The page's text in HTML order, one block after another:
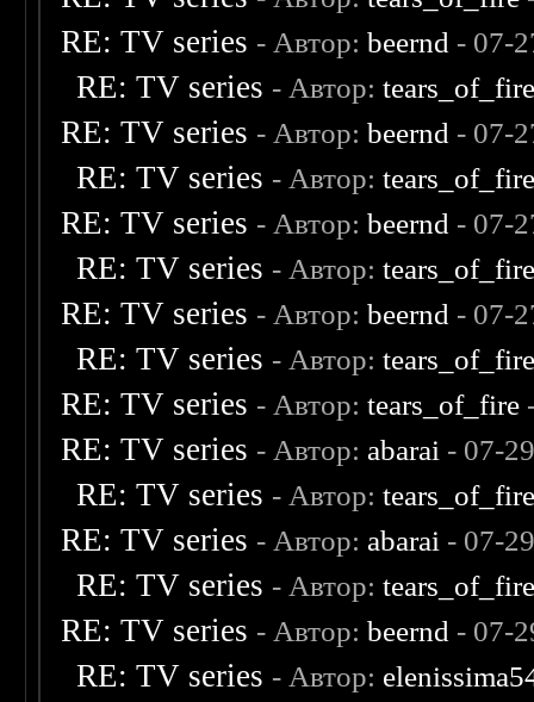
RE: TV series - Автор:beernd - 07-
RE: TV series - Автор:
RE: TV series - Автор:beernd - 07-
RE: TV series - Автор:
RE: TV series - Автор:beernd - 07-
RE: TV series - Автор:
RE: TV series - Автор:beernd - 07-
RE: TV series - Автор:
RE: TV series - Автор:tears_of_fire
RE: TV series - Автор: abarai - 07-
RE: TV series - Автор:
RE: TV series - Автор: abarai - 07-
RE: TV series - Автор:
RE: TV series - Автор:beernd - 07-
RE: TV series - Автор: